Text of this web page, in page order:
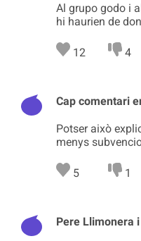
Al grupo godo i
hi haurien de
12 4
Cap comentari
Potser això
menys
5 1
Pere Llimonera